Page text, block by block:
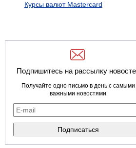
Курсы валют Mastercard
Подпишитесь на рассылку
Получайте одно письмо в день с самыми
важными новостями